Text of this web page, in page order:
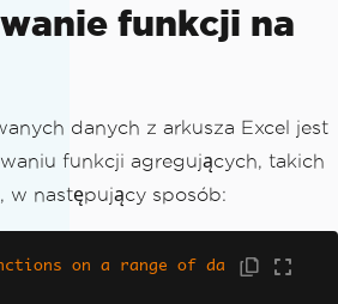
funkcji na
danych z arkusza Excel jest
funkcji agregujących, takich
w następujący sposób:
on a range of da